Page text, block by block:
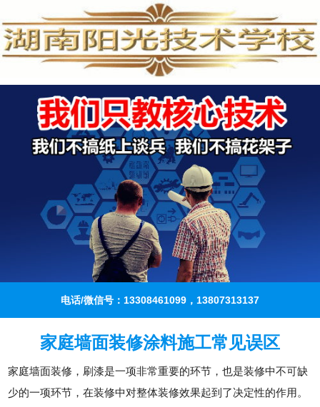
电话/微信号：13308461099，13807313137
家庭墙面装修涂料施工常见误区
家庭墙面装修，刷漆是一项非常重要的环节，也是装修中不可缺
少的一项环节，在装修中对整体装修效果起到了决定性的作用。